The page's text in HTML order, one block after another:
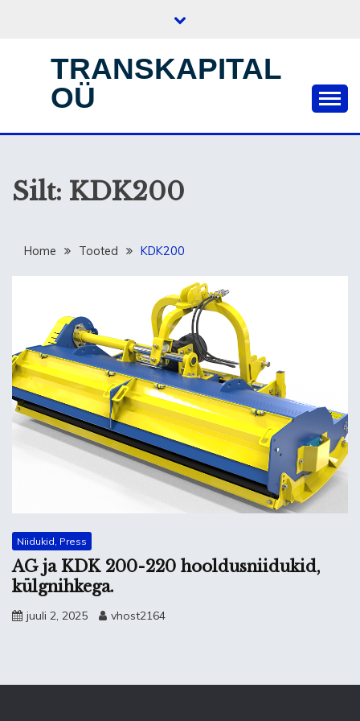
TRANSKAPITAL
OÜ
Silt: KDK200
Home Tooted KDK200
Niidukid, Press
AG ja KDK 200-220 hooldusniidukid,
külgnihkega.
juuli 2, 2025 vhost2164